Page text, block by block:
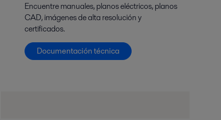
Encuentre manuales, planos eléctricos, planos
CAD, imágenes de alta resolución y
certificados.
Documentación técnica